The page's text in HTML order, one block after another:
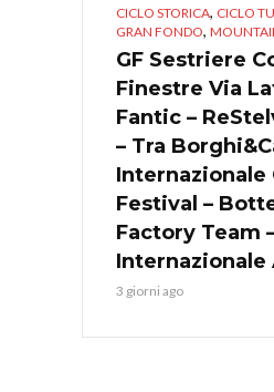
CICLO STORICA, CICLO
GRAN FONDO,
GF Sestriere
Finestre Via
Fantic –
– Tra
Internazionale
Festival –
Factory Team
Internazionale
3 giorni ago